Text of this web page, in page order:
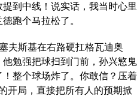
到中线！说实话，我当时心里
跑个马拉松了。
夫斯基在右路硬扛格瓦迪奥
勉强把球扫到门前，孙兴慜鬼
整个球场炸了。你敢信？压着
开局，直接把所有人的预期掀